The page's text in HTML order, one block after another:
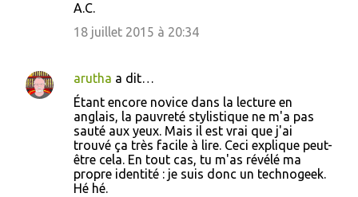
A.C.
18 juillet 2015 à 20:34
arutha a dit…
Étant encore novice dans la lecture en
anglais, la pauvreté stylistique ne m'a pas
sauté aux yeux. Mais il est vrai que j'ai
trouvé ça très facile à lire. Ceci explique peut-
être cela. En tout cas, tu m'as révélé ma
propre identité : je suis donc un technogeek.
Hé hé.